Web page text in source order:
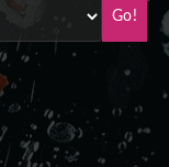
Go!